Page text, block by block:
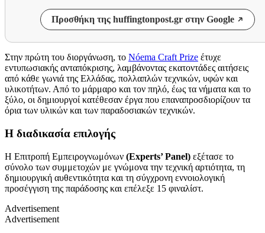
Προσθήκη της huffingtonpost.gr στην Google
Στην πρώτη του διοργάνωση, το Nóema Craft Prize έτυχε
εντυπωσιακής ανταπόκρισης, λαμβάνοντας εκατοντάδες αιτήσεις
από κάθε γωνιά της Ελλάδας, πολλαπλών τεχνικών, υφών και
υλικοτήτων. Από το μάρμαρο και τον πηλό, έως τα νήματα και το
ξύλο, οι δημιουργοί κατέθεσαν έργα που επαναπροσδιορίζουν τα
όρια των υλικών και των παραδοσιακών τεχνικών.
Η διαδικασία επιλογής
Η Επιτροπή Εμπειρογνωμόνων (Experts’ Panel) εξέτασε το
σύνολο των συμμετοχών με γνώμονα την τεχνική αρτιότητα, τη
δημιουργική αυθεντικότητα και τη σύγχρονη εννοιολογική
προσέγγιση της παράδοσης και επέλεξε 15 φιναλίστ.
Advertisement
Advertisement